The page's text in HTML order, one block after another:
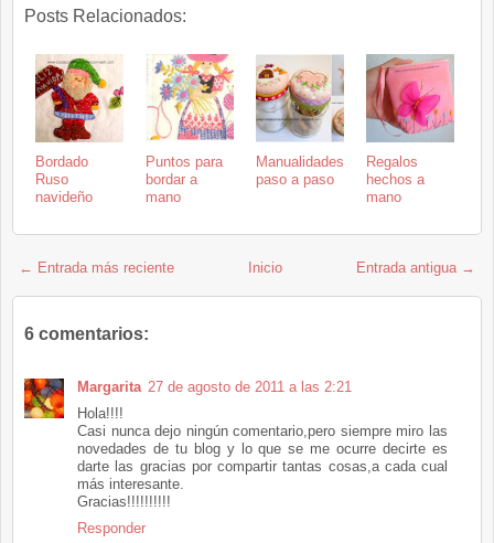
Posts Relacionados:
Bordado
Ruso
navideño
Puntos para
bordar a
mano
Manualidades
paso a paso
Regalos
hechos a
mano
← Entrada más reciente Entrada antigua →
Inicio
6 comentarios:
Margarita 27 de agosto de 2011 a las 2:21
Hola!!!!
Casi nunca dejo ningún comentario,pero siempre miro las
novedades de tu blog y lo que se me ocurre decirte es
darte las gracias por compartir tantas cosas,a cada cual
más interesante.
Gracias!!!!!!!!!!
Responder